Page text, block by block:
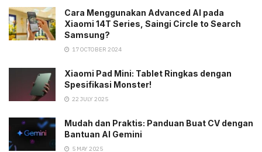
Cara Menggunakan Advanced AI pada
Xiaomi 14T Series, Saingi Circle to Search
Samsung?
17 OCTOBER 2024
Xiaomi Pad Mini: Tablet Ringkas dengan
Spesifikasi Monster!
22 JULY 2025
Mudah dan Praktis: Panduan Buat CV dengan
Bantuan AI Gemini
5 MAY 2025